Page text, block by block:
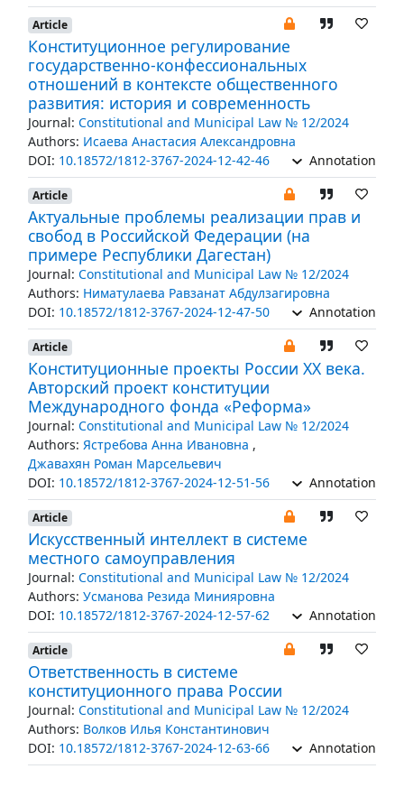
Article
Конституционное регулирование
государственно-конфессиональных
отношений в контексте общественного
развития: история и современность
Journal: Constitutional and Municipal Law № 12/2024
Authors: Исаева Анастасия Александровна
DOI: 10.18572/1812-3767-2024-12-42-46 Annotation
Article
Актуальные проблемы реализации прав и
свобод в Российской Федерации (на
примере Республики Дагестан)
Journal: Constitutional and Municipal Law № 12/2024
Authors: Ниматулаева Равзанат Абдулзагировна
DOI: 10.18572/1812-3767-2024-12-47-50 Annotation
Article
Конституционные проекты России XX века.
Авторский проект конституции
Международного фонда «Реформа»
Journal: Constitutional and Municipal Law № 12/2024
Authors: Ястребова Анна Ивановна ,
Джавахян Роман Марсельевич
DOI: 10.18572/1812-3767-2024-12-51-56 Annotation
Article
Искусственный интеллект в системе
местного самоуправления
Journal: Constitutional and Municipal Law № 12/2024
Authors: Усманова Резида Минияровна
DOI: 10.18572/1812-3767-2024-12-57-62 Annotation
Article
Ответственность в системе
конституционного права России
Journal: Constitutional and Municipal Law № 12/2024
Authors: Волков Илья Константинович
DOI: 10.18572/1812-3767-2024-12-63-66 Annotation